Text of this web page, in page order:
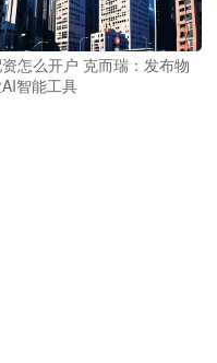
怎么开户 克而瑞：发布物
智能工具